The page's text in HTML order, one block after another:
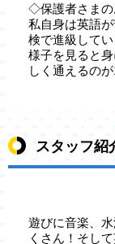
◇保護者さまの
私自身は英語
検で進級して
様子を見ると
しく通えるのが
スタッフ紹
遊びに音楽、
くさん！そし